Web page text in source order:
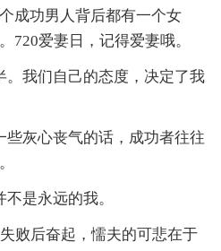
成功男人背后都有一个女
720爱妻日，记得爱妻哦。
我们自己的态度，决定了我
灰心丧气的话，成功者往往
是永远的我。
后奋起，懦夫的可悲在于